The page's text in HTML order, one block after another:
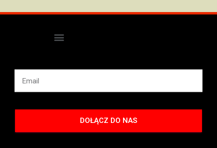
DOŁĄCZ DO NAS